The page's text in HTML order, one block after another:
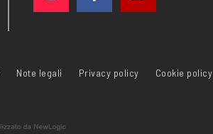
Note legali Privacy policy Cookie policy